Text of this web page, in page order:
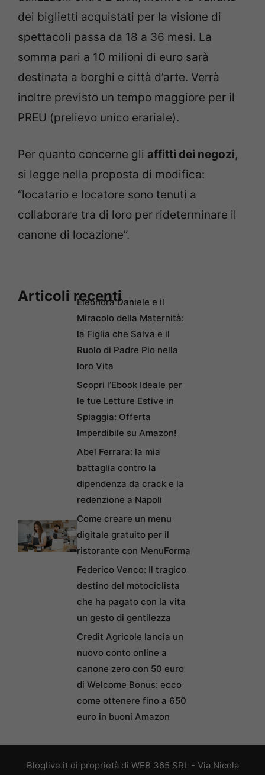
dei biglietti acquistati per la visione di
spettacoli passa da 18 a 36 mesi. La
somma pari a 10 milioni di euro sarà
destinata a borghi e città d’arte. Verrà
inoltre previsto un tempo maggiore per il
PREU (prelievo unico erariale).
Per quanto concerne gli affitti dei negozi,
si legge nella proposta di modifica:
“locatario e locatore sono tenuti a
collaborare tra di loro per rideterminare il
canone di locazione”.
Articoli recentiEleonora Daniele e il
Miracolo della Maternità:
la Figlia che Salva e il
Ruolo di Padre Pio nella
loro Vita
Scopri l’Ebook Ideale per
le tue Letture Estive in
Spiaggia: Offerta
Imperdibile su Amazon!
Abel Ferrara: la mia
battaglia contro la
dipendenza da crack e la
redenzione a Napoli
Come creare un menu
digitale gratuito per il
ristorante con MenuForma
Federico Venco: Il tragico
destino del motociclista
che ha pagato con la vita
un gesto di gentilezza
Credit Agricole lancia un
nuovo conto online a
canone zero con 50 euro
di Welcome Bonus: ecco
come ottenere fino a 650
euro in buoni Amazon
Bloglive.it di proprietà di WEB 365 SRL - Via Nicola